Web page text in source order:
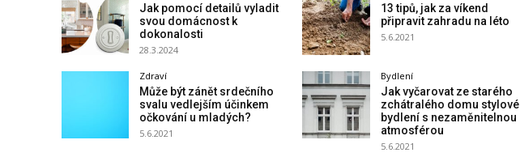
Jak pomocí detailů vyladit
svou domácnost k
dokonalosti
28.3.2024
Zdraví
Může být zánět srdečního
svalu vedlejším účinkem
očkování u mladých?
5.6.2021
13 tipů, jak za víkend
připravit zahradu na léto
5.6.2021
Bydlení
Jak vyčarovat ze starého
zchátralého domu stylové
bydlení s nezaměnitelnou
atmosférou
5.6.2021